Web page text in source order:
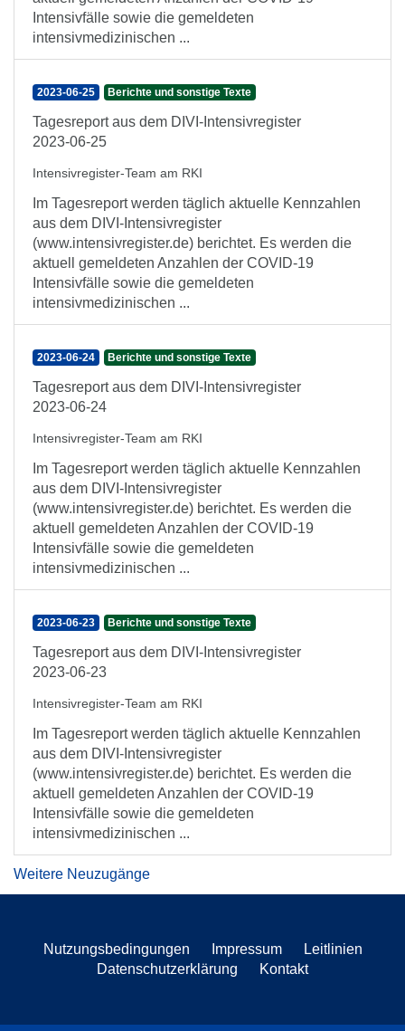
Intensivfälle sowie die gemeldeten
intensivmedizinischen ...
2023-06-25 Berichte und sonstige Texte
Tagesreport aus dem DIVI-Intensivregister
2023-06-25
Intensivregister-Team am RKI
Im Tagesreport werden täglich aktuelle Kennzahlen
aus dem DIVI-Intensivregister
(www.intensivregister.de) berichtet. Es werden die
aktuell gemeldeten Anzahlen der COVID-19
Intensivfälle sowie die gemeldeten
intensivmedizinischen ...
2023-06-24 Berichte und sonstige Texte
Tagesreport aus dem DIVI-Intensivregister
2023-06-24
Intensivregister-Team am RKI
Im Tagesreport werden täglich aktuelle Kennzahlen
aus dem DIVI-Intensivregister
(www.intensivregister.de) berichtet. Es werden die
aktuell gemeldeten Anzahlen der COVID-19
Intensivfälle sowie die gemeldeten
intensivmedizinischen ...
2023-06-23 Berichte und sonstige Texte
Tagesreport aus dem DIVI-Intensivregister
2023-06-23
Intensivregister-Team am RKI
Im Tagesreport werden täglich aktuelle Kennzahlen
aus dem DIVI-Intensivregister
(www.intensivregister.de) berichtet. Es werden die
aktuell gemeldeten Anzahlen der COVID-19
Intensivfälle sowie die gemeldeten
intensivmedizinischen ...
Weitere Neuzugänge
Nutzungsbedingungen Impressum
Leitlinien
Datenschutzerklärung
Kontakt